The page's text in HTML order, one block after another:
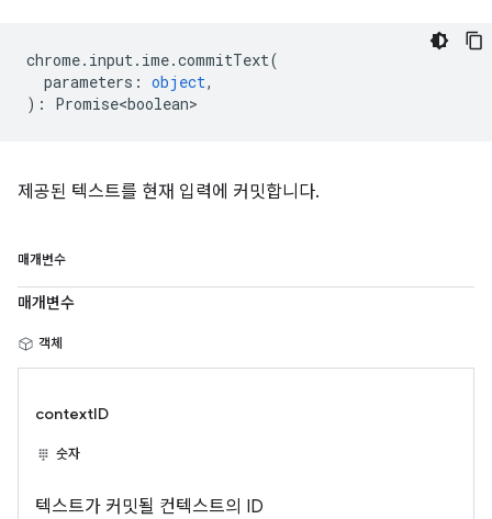
chrome. input. ime.commitText(
parameters : object,
) : Promise<boolean>
제공된 텍스트를 현재 입력에 커밋합니다.
매개변수
매개변수
객체
contextID
숫자
텍스트가 커밋될 컨텍스트의 ID